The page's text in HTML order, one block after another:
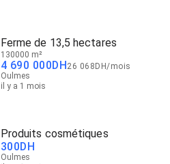
Ferme de 13,5 hectares
130000 m²
4 690 000DH26 068 DH/mois
Oulmes
il y a 1 mois
Produits cosmétiques
300DH
Oulmes